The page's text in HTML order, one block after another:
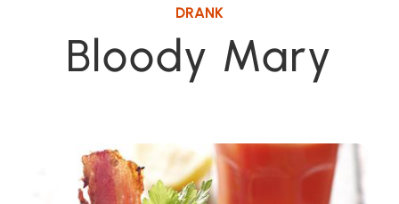
DRANK
Bloody Mary